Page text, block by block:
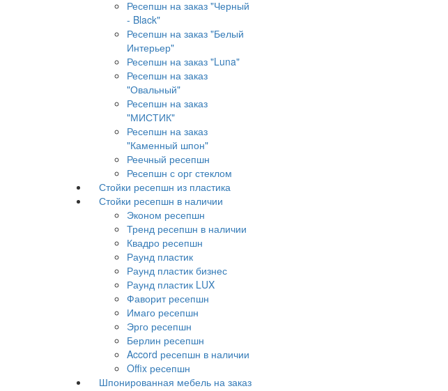
Ресепшн на заказ "Черный
- Black"
Ресепшн на заказ "Белый
Интерьер"
Ресепшн на заказ "Luna"
Ресепшн на заказ
"Овальный"
Ресепшн на заказ
"МИСТИК"
Ресепшн на заказ
"Каменный шпон"
Реечный ресепшн
Ресепшн с орг стеклом
Стойки ресепшн из пластика
Стойки ресепшн в наличии
Эконом ресепшн
Тренд ресепшн в наличии
Квадро ресепшн
Раунд пластик
Раунд пластик бизнес
Раунд пластик LUX
Фаворит ресепшн
Имаго ресепшн
Эрго ресепшн
Берлин ресепшн
Accord ресепшн в наличии
Offix ресепшн
Шпонированная мебель на заказ